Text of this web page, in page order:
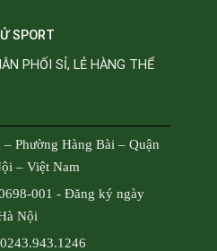
SPORT
PHỐI SỈ, LẺ HÀNG THỂ
Phường Hàng Bài – Quận
– Việt Nam
001 - Đăng ký ngày
Nội